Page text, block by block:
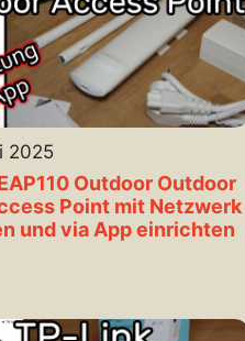
2025
Outdoor Outdoor
Point mit Netzwerk
und via App einrichten